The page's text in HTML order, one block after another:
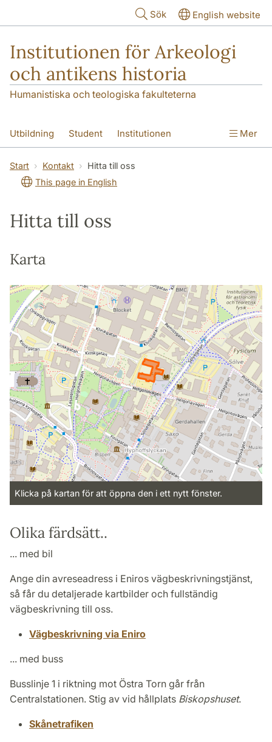
Sök English website
Institutionen för Arkeologi
och antikens historia
Humanistiska och teologiska fakulteterna
Utbildning Student Institutionen
Forskning Kontakt
Mer
Start Kontakt
Hitta till oss
This page in English
Hitta till oss
Karta
Klicka på kartan för att öppna den i ett nytt fönster.
Olika färdsätt..
... med bil
Ange din avreseadress i Eniros vägbeskrivningstjänst,
så får du detaljerade kartbilder och fullständig
vägbeskrivning till oss.
Vägbeskrivning via Eniro
... med buss
Busslinje 1 i riktning mot Östra Torn går från
Centralstationen. Stig av vid hållplats Biskopshuset.
Skånetrafiken